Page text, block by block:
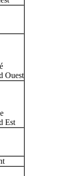
Ouest
Est